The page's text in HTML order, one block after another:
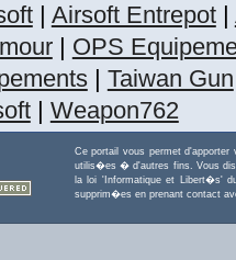
| Airsoft Entrepot|
| OPS
| Taiwan Gun
| Weapon762
Ce portail vous permet
utilis�es � d'autres fins. Vous
la loi 'Informatique et Libert�s'
supprim�es en prenant contact